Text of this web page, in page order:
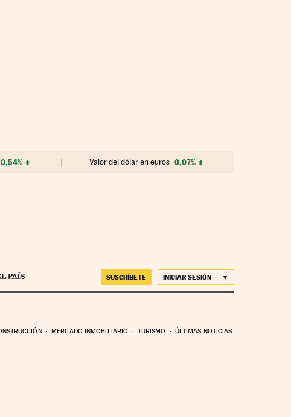
0,54% Valor del dólar en euros 0,07%
SUSCRÍBETE INICIAR SESIÓN
MERCADO INMOBILIARIO TURISMO ÚLTIMAS NOTICIAS